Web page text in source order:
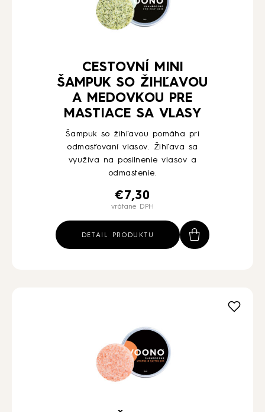
CESTOVNÍ MINI
ŠAMPUK SO ŽIHĽAVOU
A MEDOVKOU PRE
MASTIACE SA VLASY
Šampuk so žihľavou pomáha pri
odmasťovaní vlasov. Žihľava sa
využíva na posilnenie vlasov a
odmastenie.
€ 7,30
vrátane DPH
DETAIL PRODUKTU